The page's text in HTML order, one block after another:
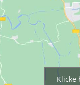
Klicke